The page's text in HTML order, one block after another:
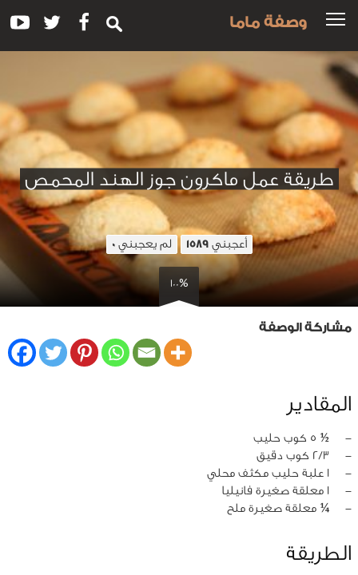
وصفة ماما
طريقة عمل ماكرون جوز الهند المحمص
أعجبني1589 لم يعجبني0
100%
مشاركة الوصفة
المقادير
‏-
½ 5 كوب حليب
‏-
2/3 كوب دقيق
‏-
1 علبة حليب مكثف محلي
‏-
1 معلقة صغيرة فانيليا
‏-
¼ معلقة صغيرة ملح
الطريقة